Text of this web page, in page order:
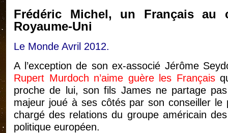
Frédéric Michel, un Français
Royaume-Uni
Le Monde Avril 2012.
A l’exception de son ex-associé Jérôme
Rupert Murdoch n’aime guère les Français
proche de lui, son fils James ne partage
majeur joué à ses côtés par son conseiller
chargé des relations du groupe américain
politique européen.